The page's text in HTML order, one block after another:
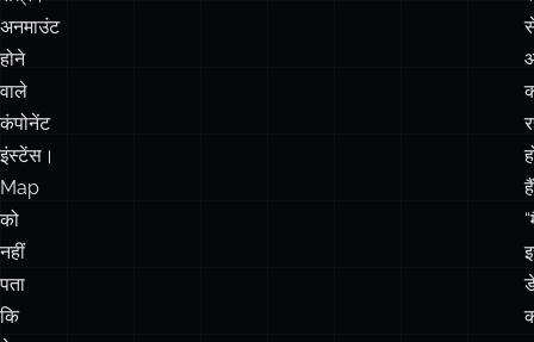
कंपोनेंट
इंस्टेंस।
Map
को
नहीं
पता
कि
ये
ऑब्जेक्ट
अब
उपयोगी